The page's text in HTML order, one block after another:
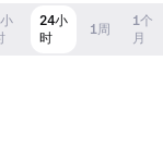
24小
时
1周
1个
月